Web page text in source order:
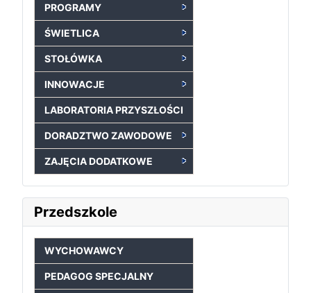
PROGRAMY
ŚWIETLICA
STOŁÓWKA
INNOWACJE
LABORATORIA PRZYSZŁOŚCI
DORADZTWO ZAWODOWE
ZAJĘCIA DODATKOWE
Przedszkole
WYCHOWAWCY
PEDAGOG SPECJALNY